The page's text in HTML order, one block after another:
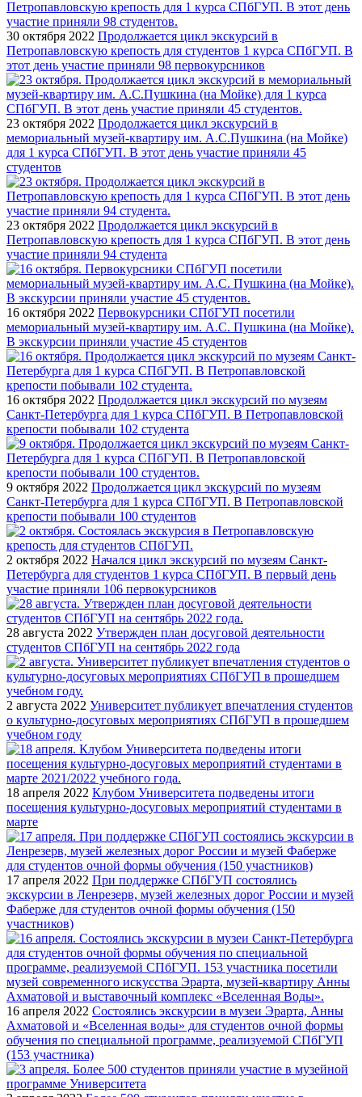
30 октября 2022 Продолжается цикл экскурсий в
Петропавловскую крепость для студентов 1 курса СПбГУП. В
этот день участие приняли 98 первокурсников
23 октября 2022 Продолжается цикл экскурсий в
мемориальный музей-квартиру им. А.С.Пушкина (на Мойке)
для 1 курса СПбГУП. В этот день участие приняли 45
студентов
23 октября 2022 Продолжается цикл экскурсий в
Петропавловскую крепость для 1 курса СПбГУП. В этот день
участие приняли 94 студента
16 октября 2022 Первокурсники СПбГУП посетили
мемориальный музей-квартиру им. А.С. Пушкина (на Мойке).
В экскурсии приняли участие 45 студентов
16 октября 2022 Продолжается цикл экскурсий по музеям
Санкт-Петербурга для 1 курса СПбГУП. В Петропавловской
крепости побывали 102 студента
9 октября 2022 Продолжается цикл экскурсий по музеям
Санкт-Петербурга для 1 курса СПбГУП. В Петропавловской
крепости побывали 100 студентов
2 октября 2022 Начался цикл экскурсий по музеям Санкт-
Петербурга для студентов 1 курса СПбГУП. В первый день
участие приняли 106 первокурсников
28 августа 2022 Утвержден план досуговой деятельности
студентов СПбГУП на сентябрь 2022 года
2 августа 2022 Университет публикует впечатления студентов
о культурно-досуговых мероприятиях СПбГУП в прошедшем
учебном году
18 апреля 2022 Клубом Университета подведены итоги
посещения культурно-досуговых мероприятий студентами в
марте
17 апреля 2022 При поддержке СПбГУП состоялись
экскурсии в Ленрезерв, музей железных дорог России и музей
Фаберже для студентов очной формы обучения (150
участников)
16 апреля 2022 Состоялись экскурсии в музеи Эрарта, Анны
Ахматовой и «Вселенная воды» для студентов очной формы
обучения по специальной программе, реализуемой СПбГУП
(153 участника)